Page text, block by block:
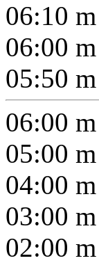
06:10 m
06:00 m
05:50 m
06:00 m
05:00 m
04:00 m
03:00 m
02:00 m